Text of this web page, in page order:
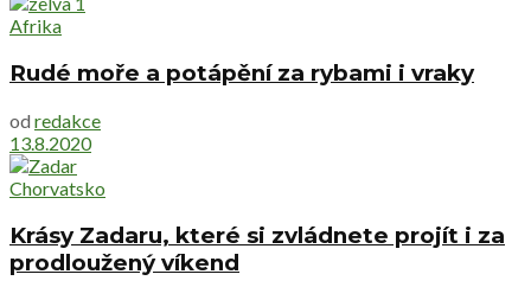
Afrika
Rudé moře a potápění za rybami i vraky
od redakce
13.8.2020
Chorvatsko
Krásy Zadaru, které si zvládnete projít i za
prodloužený víkend